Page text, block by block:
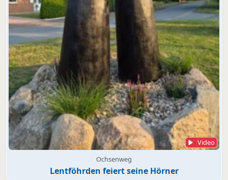
Video
Ochsenweg
Lentföhrden feiert seine Hörner